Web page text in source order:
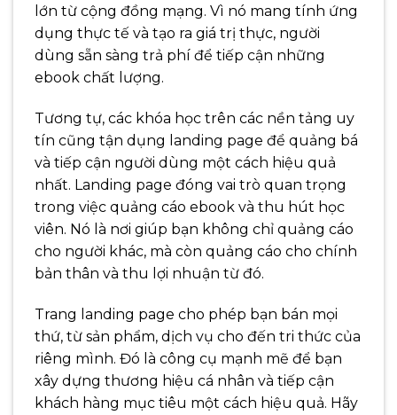
lớn từ cộng đồng mạng. Vì nó mang tính ứng
dụng thực tế và tạo ra giá trị thực, người
dùng sẵn sàng trả phí để tiếp cận những
ebook chất lượng.
Tương tự, các khóa học trên các nền tảng uy
tín cũng tận dụng landing page để quảng bá
và tiếp cận người dùng một cách hiệu quả
nhất. Landing page đóng vai trò quan trọng
trong việc quảng cáo ebook và thu hút học
viên. Nó là nơi giúp bạn không chỉ quảng cáo
cho người khác, mà còn quảng cáo cho chính
bản thân và thu lợi nhuận từ đó.
Trang landing page cho phép bạn bán mọi
thứ, từ sản phẩm, dịch vụ cho đến tri thức của
riêng mình. Đó là công cụ mạnh mẽ để bạn
xây dựng thương hiệu cá nhân và tiếp cận
khách hàng mục tiêu một cách hiệu quả. Hãy